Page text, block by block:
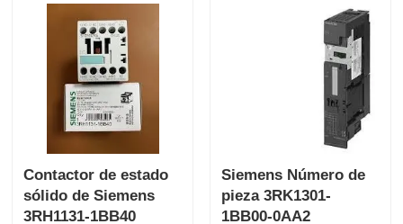
PLC triple del ICS
Plc de Woodward
Módulo del PLC de Schneider
Módulo Ge Fanuc
Contactor de estado
sólido de Siemens
3RH1131-1BB40
Siemens Número de
pieza 3RK1301-
1BB00-0AA2